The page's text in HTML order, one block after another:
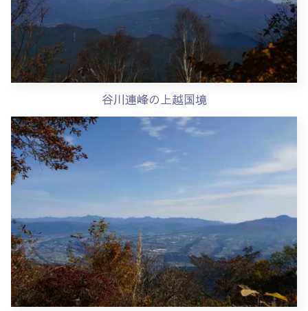
谷川連峰の上越国境